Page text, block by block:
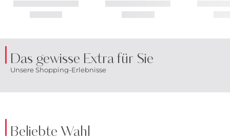
Das gewisse Extra für Sie
Unsere Shopping-Erlebnisse
Beliebte Wahl